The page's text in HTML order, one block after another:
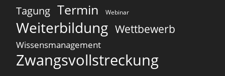
Tagung Termin Webinar
Weiterbildung Wettbewerb
Wissensmanagement
Zwangsvollstreckung